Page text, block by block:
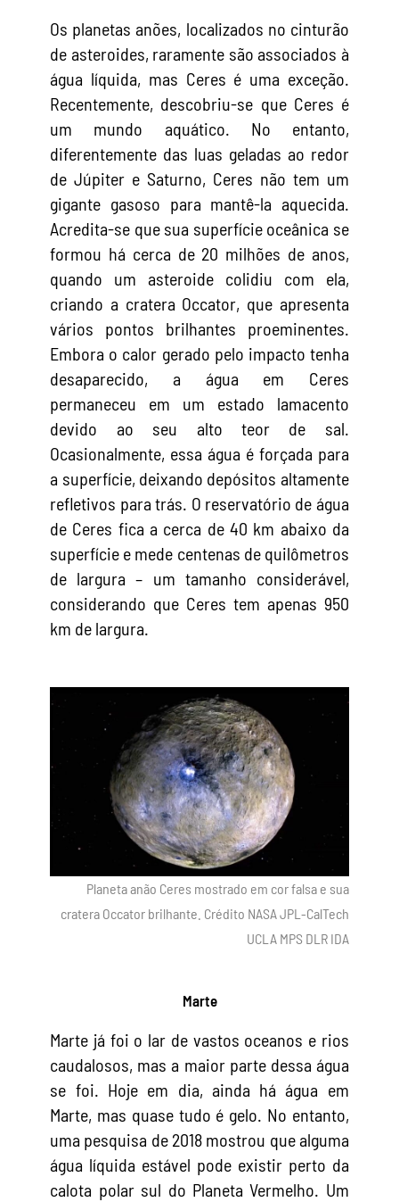
Os planetas anões, localizados no cinturão
de asteroides, raramente são associados à
água líquida, mas Ceres é uma exceção.
Recentemente, descobriu-se que Ceres é
um mundo aquático. No entanto,
diferentemente das luas geladas ao redor
de Júpiter e Saturno, Ceres não tem um
gigante gasoso para mantê-la aquecida.
Acredita-se que sua superfície oceânica se
formou há cerca de 20 milhões de anos,
quando um asteroide colidiu com ela,
criando a cratera Occator, que apresenta
vários pontos brilhantes proeminentes.
Embora o calor gerado pelo impacto tenha
desaparecido, a água em Ceres
permaneceu em um estado lamacento
devido ao seu alto teor de sal.
Ocasionalmente, essa água é forçada para
a superfície, deixando depósitos altamente
refletivos para trás. O reservatório de água
de Ceres fica a cerca de 40 km abaixo da
superfície e mede centenas de quilômetros
de largura – um tamanho considerável,
considerando que Ceres tem apenas 950
km de largura.
Planeta anão Ceres mostrado em cor falsa e sua
cratera Occator brilhante. Crédito NASA JPL-CalTech
UCLA MPS DLR IDA
Marte
Marte já foi o lar de vastos oceanos e rios
caudalosos, mas a maior parte dessa água
se foi. Hoje em dia, ainda há água em
Marte, mas quase tudo é gelo. No entanto,
uma pesquisa de 2018 mostrou que alguma
água líquida estável pode existir perto da
calota polar sul do Planeta Vermelho. Um